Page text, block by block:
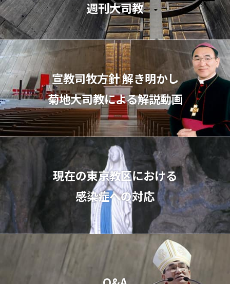
週刊大司教
宣教司牧⽅針 解き明かし
菊地⼤司教による解説動画
現在の東京教区における
感染症への対応